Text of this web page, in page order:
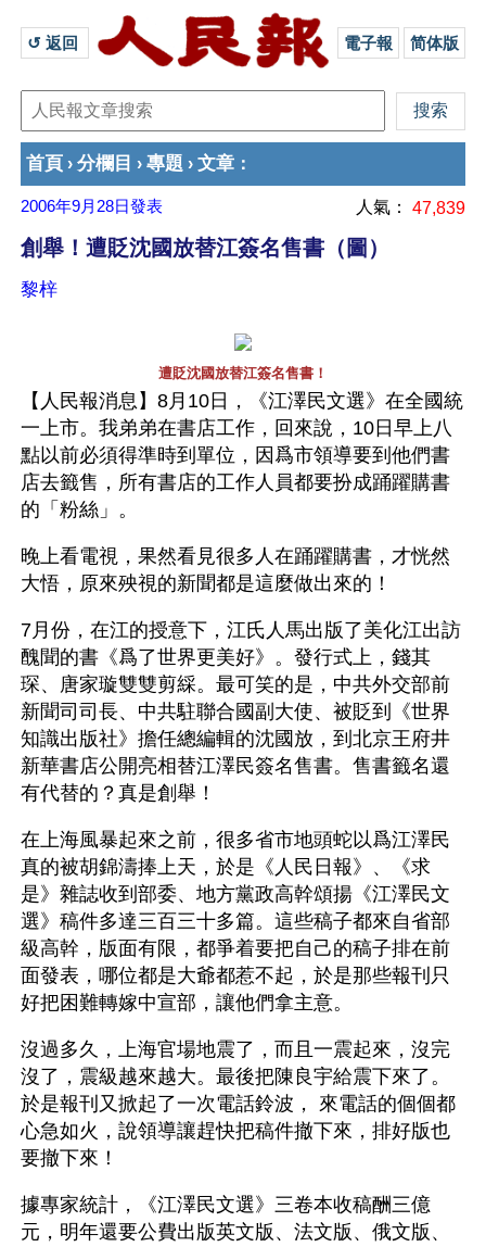
↺ 返回 電子報 简体版
首頁 › 分欄目 › 專題 › 文章 ：
2006年9月28日發表 人氣： 47,839
創舉！遭貶沈國放替江簽名售書（圖）
黎梓
遭貶沈國放替江簽名售書！
【人民報消息】8月10日，《江澤民文選》在全國統
一上市。我弟弟在書店工作，回來說，10日早上八
點以前必須得準時到單位，因爲市領導要到他們書
店去籤售，所有書店的工作人員都要扮成踊躍購書
的「粉絲」。
晚上看電視，果然看見很多人在踊躍購書，才恍然
大悟，原來殃視的新聞都是這麼做出來的！
7月份，在江的授意下，江氏人馬出版了美化江出訪
醜聞的書《爲了世界更美好》。發行式上，錢其
琛、唐家璇雙雙剪綵。最可笑的是，中共外交部前
新聞司司長、中共駐聯合國副大使、被貶到《世界
知識出版社》擔任總編輯的沈國放，到北京王府井
新華書店公開亮相替江澤民簽名售書。售書籤名還
有代替的？真是創舉！
在上海風暴起來之前，很多省市地頭蛇以爲江澤民
真的被胡錦濤捧上天，於是《人民日報》、《求
是》雜誌收到部委、地方黨政高幹頌揚《江澤民文
選》稿件多達三百三十多篇。這些稿子都來自省部
級高幹，版面有限，都爭着要把自己的稿子排在前
面發表，哪位都是大爺都惹不起，於是那些報刊只
好把困難轉嫁中宣部，讓他們拿主意。
沒過多久，上海官場地震了，而且一震起來，沒完
沒了，震級越來越大。最後把陳良宇給震下來了。
於是報刊又掀起了一次電話鈴波， 來電話的個個都
心急如火，說領導讓趕快把稿件撤下來，排好版也
要撤下來！
據專家統計，《江澤民文選》三卷本收稿酬三億
元，明年還要公費出版英文版、法文版、俄文版、